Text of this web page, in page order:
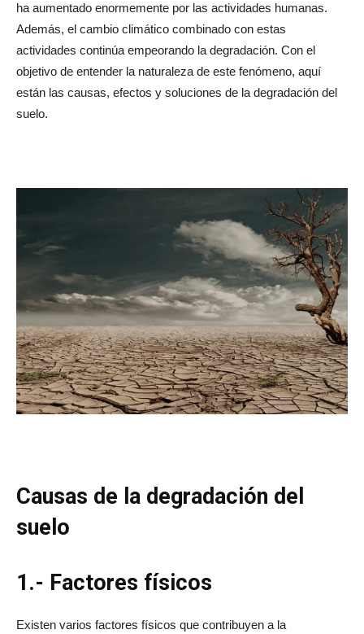
ha aumentado enormemente por las actividades humanas.
Además, el cambio climático combinado con estas
actividades continúa empeorando la degradación. Con el
objetivo de entender la naturaleza de este fenómeno, aquí
están las causas, efectos y soluciones de la degradación del
suelo.
Causas de la degradación del
suelo
1.- Factores físicos
Existen varios factores físicos que contribuyen a la